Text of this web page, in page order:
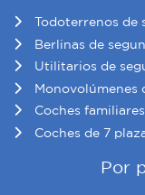
Todoterrenos de
Berlinas de
Utilitarios de
Monovolúmenes
Coches familiares
Coches de 7
Por